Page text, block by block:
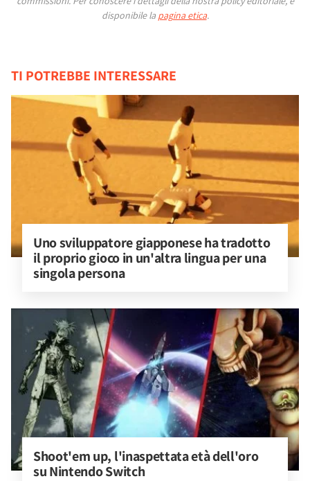
disponibile la pagina etica.
TI POTREBBE INTERESSARE
Uno sviluppatore giapponese ha tradotto
il proprio gioco in un'altra lingua per una
singola persona
Shoot'em up, l'inaspettata età dell'oro
su Nintendo Switch